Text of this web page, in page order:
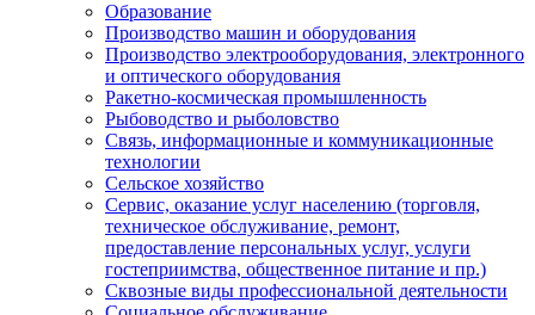
Образование
Производство машин и оборудования
Производство электрооборудования, электронного
и оптического оборудования
Ракетно-космическая промышленность
Рыбоводство и рыболовство
Связь, информационные и коммуникационные
технологии
Сельское хозяйство
Сервис, оказание услуг населению (торговля,
техническое обслуживание, ремонт,
предоставление персональных услуг, услуги
гостеприимства, общественное питание и пр.)
Сквозные виды профессиональной деятельности